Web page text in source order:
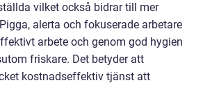
vilket också bidrar till mer
alerta och fokuserade arbetare
arbete och genom god hygien
friskare. Det betyder att
kostnadseffektiv tjänst att